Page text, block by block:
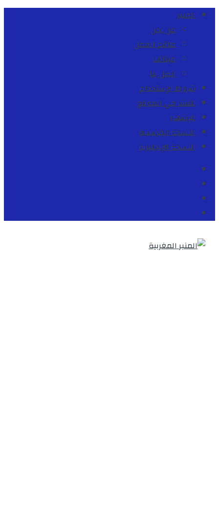
المنبر
من نحن
طاقم العمل
ميثاقنا
اتصل بنا
شروط الإستخدام
للنشر في الموقع
للإشهار
النسخة الفرنسية
النسخة الإنجليزية